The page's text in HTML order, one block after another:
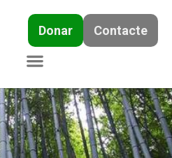
Contacte
Donar